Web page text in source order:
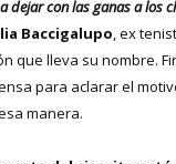
dejar con las ganas a los
Baccigalupo, ex
que lleva su nombre.
para aclarar el
manera.